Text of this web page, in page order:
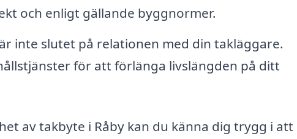
och enligt gällande byggnormer.
inte slutet på relationen med din takläggare.
för att förlänga livslängden på ditt
av takbyte i Råby kan du känna dig trygg i att